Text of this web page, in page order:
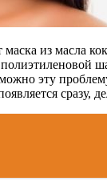
из масла
эту
сразу,